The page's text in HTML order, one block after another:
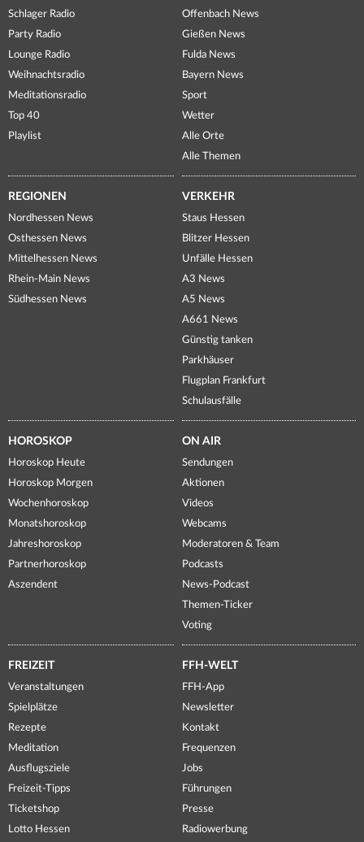
Schlager Radio
Party Radio
Lounge Radio
Weihnachtsradio
Meditationsradio
Top 40
Playlist
Offenbach News
Gießen News
Fulda News
Bayern News
Sport
Wetter
Alle Orte
Alle Themen
REGIONEN
Nordhessen News
Osthessen News
Mittelhessen News
Rhein-Main News
Südhessen News
VERKEHR
Staus Hessen
Blitzer Hessen
Unfälle Hessen
A3 News
A5 News
A661 News
Günstig tanken
Parkhäuser
Flugplan Frankfurt
Schulausfälle
HOROSKOP
Horoskop Heute
Horoskop Morgen
Wochenhoroskop
Monatshoroskop
Jahreshoroskop
Partnerhoroskop
Aszendent
ON AIR
Sendungen
Aktionen
Videos
Webcams
Moderatoren & Team
Podcasts
News-Podcast
Themen-Ticker
Voting
FREIZEIT
Veranstaltungen
Spielplätze
Rezepte
Meditation
Ausflugsziele
Freizeit-Tipps
Ticketshop
Lotto Hessen
FFH-WELT
FFH-App
Newsletter
Kontakt
Frequenzen
Jobs
Führungen
Presse
Radiowerbung